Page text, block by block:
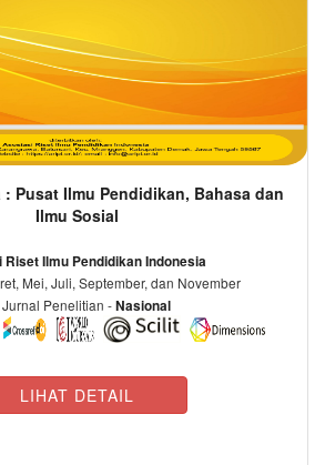
Pusat Ilmu Pendidikan, Bahasa dan
Ilmu Sosial
Ilmu Pendidikan Indonesia
Mei, Juli, September, dan November
Jurnal Penelitian -Nasional
LIHAT DETAIL